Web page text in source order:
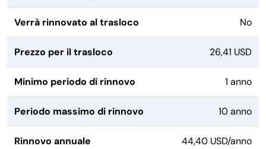
Verrà rinnovato al trasloco No
Prezzo per il trasloco 26,41 USD
Minimo periodo di rinnovo 1 anno
Periodo massimo di rinnovo 10 anno
Rinnovo annuale 44,40 USD/anno